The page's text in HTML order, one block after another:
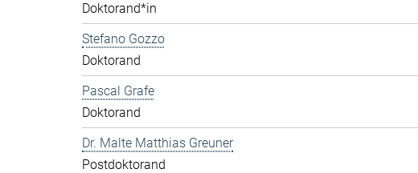
Doktorand*in
Stefano Gozzo
Doktorand
Pascal Grafe
Doktorand
Dr. Malte Matthias Greuner
Postdoktorand